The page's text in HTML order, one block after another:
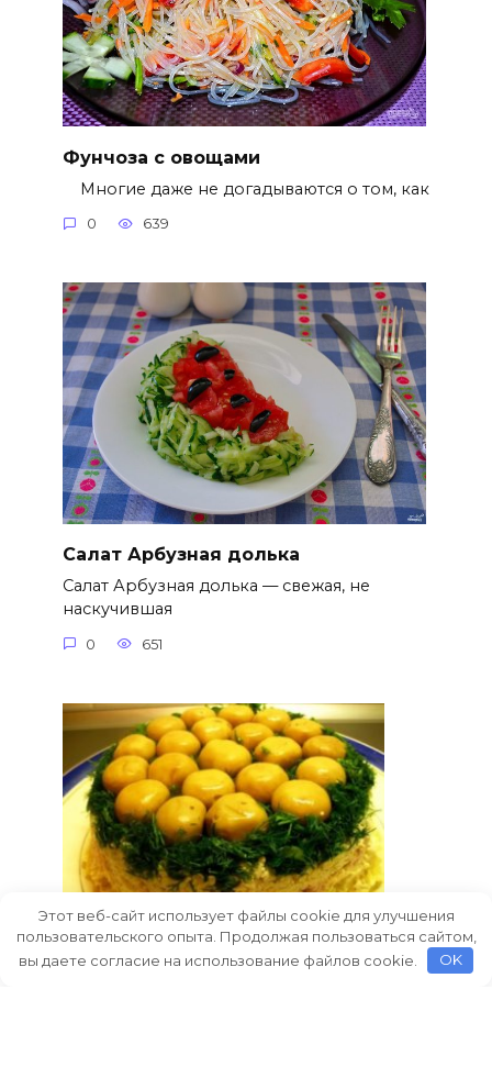
Фунчоза с овощами
Многие даже не догадываются о том, как
0 639
Салат Арбузная долька
Салат Арбузная долька — свежая, не
наскучившая
0 651
Этот веб-сайт использует файлы cookie для улучшения
пользовательского опыта. Продолжая пользоваться сайтом,
вы даете согласие на использование файлов cookie.
OK